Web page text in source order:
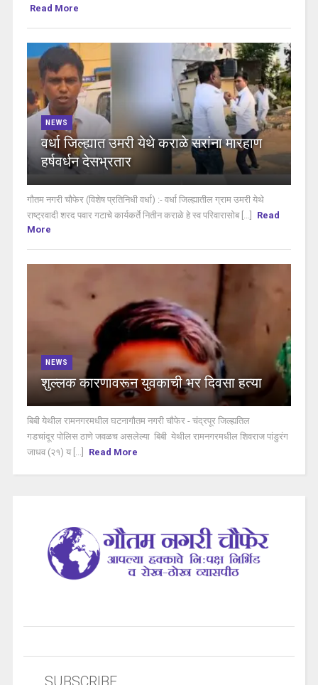
Read More
NEWS
वर्धा जिल्ह्यात उमरी येथे कराळे सरांना मारहाण
हर्षवर्धन देसभ्रतार
गौतम नगरी चौफेर (विशेष प्रतिनिधी वर्धा) :- वर्धा जिल्ह्यातील ग्राम उमरी येथे
राष्ट्रवादी शरद पवार गटाचे कार्यकर्ते नितीन कराळे हे स्व परिवारासोब [...]
Read
More
NEWS
शुल्लक कारणावरून युवकाची भर दिवसा हत्या
बिबी येथील रामनगरमधील घटनागौतम नगरी चौफेर - चंद्रपूर जिल्ह्यतिल
गडचांदूर पोलिस ठाणे जवळच असलेल्या बिबी येथील रामनगरमधील शिवराज पांडुरंग
जाधव (२१) य [...]
Read More
SUBSCRIBE